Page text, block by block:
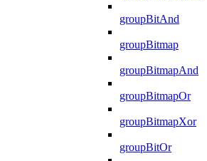
groupBitAnd
groupBitmap
groupBitmapAnd
groupBitmapOr
groupBitmapXor
groupBitOr